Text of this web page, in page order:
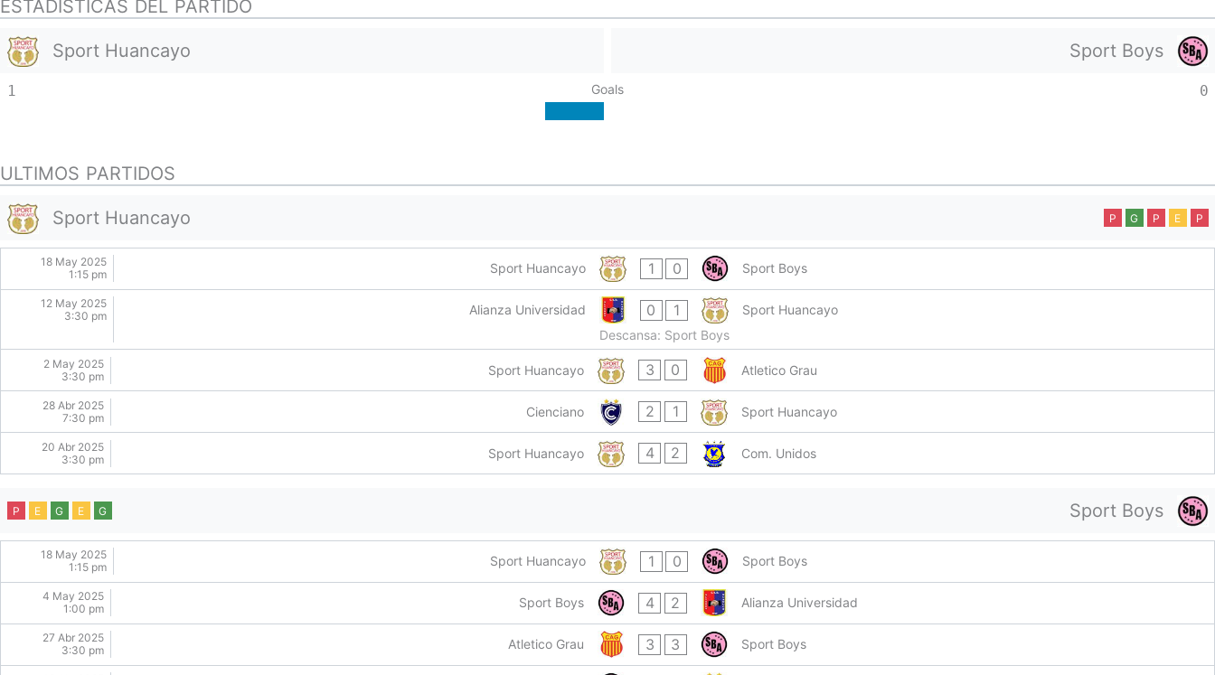
ESTADISTICAS DEL PARTIDO
Sport Huancayo Sport Boys
1 Goals 0
ULTIMOS PARTIDOS
Sport Huancayo P G P E P
18 May 2025
1:15 pm
Sport Huancayo 1 0 Sport Boys
12 May 2025
3:30 pm
Alianza Universidad 0 1
Sport Huancayo
Descansa: Sport Boys
2 May 2025
3:30 pm
Sport Huancayo 3 0 Atletico Grau
28 Abr 2025
7:30 pm
Cienciano 2 1 Sport Huancayo
20 Abr 2025
3:30 pm
Sport Huancayo 4 2 Com. Unidos
Sport Boys
P E G E G
18 May 2025
1:15 pm
Sport Huancayo 1 0 Sport Boys
4 May 2025
1:00 pm
Sport Boys 4 2 Alianza Universidad
27 Abr 2025
3:30 pm
Atletico Grau 3 3 Sport Boys